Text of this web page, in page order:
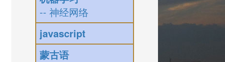
-- 神经网络
javascript
蒙古语